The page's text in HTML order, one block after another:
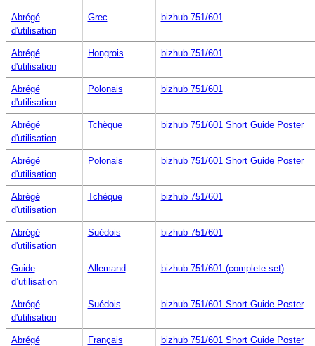
Abrégé
d'utilisation
Grec bizhub 751/601
Abrégé
d'utilisation
Hongrois bizhub 751/601
Abrégé
d'utilisation
Polonais bizhub 751/601
Abrégé
d'utilisation
Tchèque bizhub 751/601 Short Guide Poster
Abrégé
d'utilisation
Polonais bizhub 751/601 Short Guide Poster
Abrégé
d'utilisation
Tchèque bizhub 751/601
Abrégé
d'utilisation
Suédois bizhub 751/601
Guide
d’utilisation
Allemand bizhub 751/601 (complete set)
Abrégé
d'utilisation
Suédois bizhub 751/601 Short Guide Poster
Abrégé
Français bizhub 751/601 Short Guide Poster